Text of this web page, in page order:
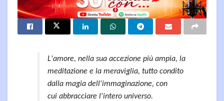
L'amore, nella sua accezione più ampia, la
meditazione e la meraviglia, tutto condito
dalla magia dell'immaginazione, con
cui abbracciare l'intero universo.